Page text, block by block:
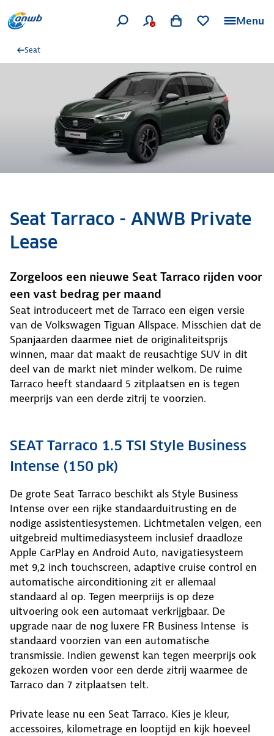
Menu
Seat
Seat Tarraco - ANWB Private
Lease
Zorgeloos een nieuwe Seat Tarraco rijden voor
een vast bedrag per maand
Seat introduceert met de Tarraco een eigen versie
van de Volkswagen Tiguan Allspace. Misschien dat de
Spanjaarden daarmee niet de originaliteitsprijs
winnen, maar dat maakt de reusachtige SUV in dit
deel van de markt niet minder welkom. De ruime
Tarraco heeft standaard 5 zitplaatsen en is tegen
meerprijs van een derde zitrij te voorzien.
SEAT Tarraco 1.5 TSI Style Business
Intense (150 pk)
De grote Seat Tarraco beschikt als Style Business
Intense over een rijke standaarduitrusting en de
nodige assistentiesystemen. Lichtmetalen velgen, een
uitgebreid multimediasysteem inclusief draadloze
Apple CarPlay en Android Auto, navigatiesysteem
met 9,2 inch touchscreen, adaptive cruise control en
automatische airconditioning zit er allemaal
standaard al op. Tegen meerpriijs is op deze
uitvoering ook een automaat verkrijgbaar. De
upgrade naar de nog luxere FR Business Intense is
standaard voorzien van een automatische
transmissie. Indien gewenst kan tegen meerprijs ook
gekozen worden voor een derde zitrij waarmee de
Tarraco dan 7 zitplaatsen telt.
Private lease nu een Seat Tarraco. Kies je kleur,
accessoires, kilometrage en looptijd en kijk hoeveel